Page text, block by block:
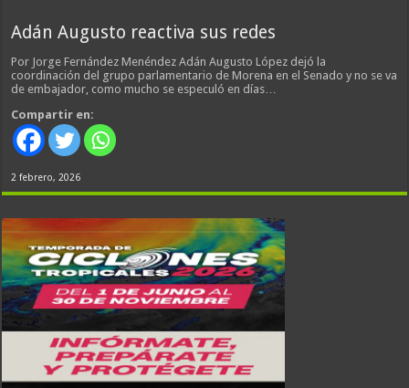
Adán Augusto reactiva sus redes
Por Jorge Fernández Menéndez Adán Augusto López dejó la
coordinación del grupo parlamentario de Morena en el Senado y no se va
de embajador, como mucho se especuló en días…
Compartir en:
2 febrero, 2026